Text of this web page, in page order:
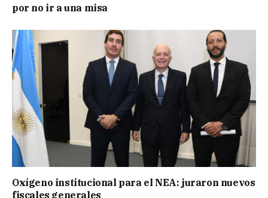
por no ir a una misa
Oxígeno institucional para el NEA: juraron nuevos
fiscales generales